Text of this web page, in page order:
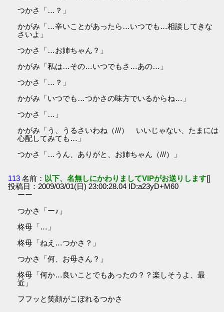
つかさ「…？」
かがみ「…辛いことがあったら…いつでも…相談してきな
さいよ」
つかさ「…お姉ちゃん？」
かがみ「私は…その…いつでもさ…あの…」
つかさ「…？」
かがみ「いつでも…つかさの味方でいるからね…」
つかさ「…」
かがみ「う、うるさいわね（///） いいじゃない、たまには
心配してみても…」
つかさ「…うん、ありがと、お姉ちゃん（///）」
113 名前： 以下、名無しにかわりましてVIPがお送りします[]
投稿日：2009/03/01(日) 23:00:28.04 ID:a23yD+M60
ーー
つかさ「ー♪」
柊母「…」
柊母「ねえ…つかさ？」
つかさ「何、お母さん？」
柊母「何か…良いことでもあったの？？楽しそうよ、最
近」
フフッと笑顔がこぼれるつかさ